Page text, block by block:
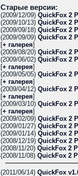
Старые версии:
(2009/12/09) QuickFox 2
(2009/10/13) QuickFox 2
(2009/09/18) QuickFox 2
(2009/09/09) QuickFox 2
[+ галерея]
(2009/08/20) QuickFox 2
(2009/06/02) QuickFox 2
[+ галерея]
(2009/05/05) QuickFox 2
[+ галерея]
(2009/04/12) QuickFox 2
[+ галерея]
(2009/03/10) QuickFox 2
[+ галерея]
(2009/02/09) QuickFox 2
(2009/01/27) QuickFox 2
(2009/01/14) QuickFox 2
(2008/12/19) QuickFox 2
(2008/11/20) QuickFox 2
(2008/11/08) QuickFox 2
(2011/06/14) QuickFox